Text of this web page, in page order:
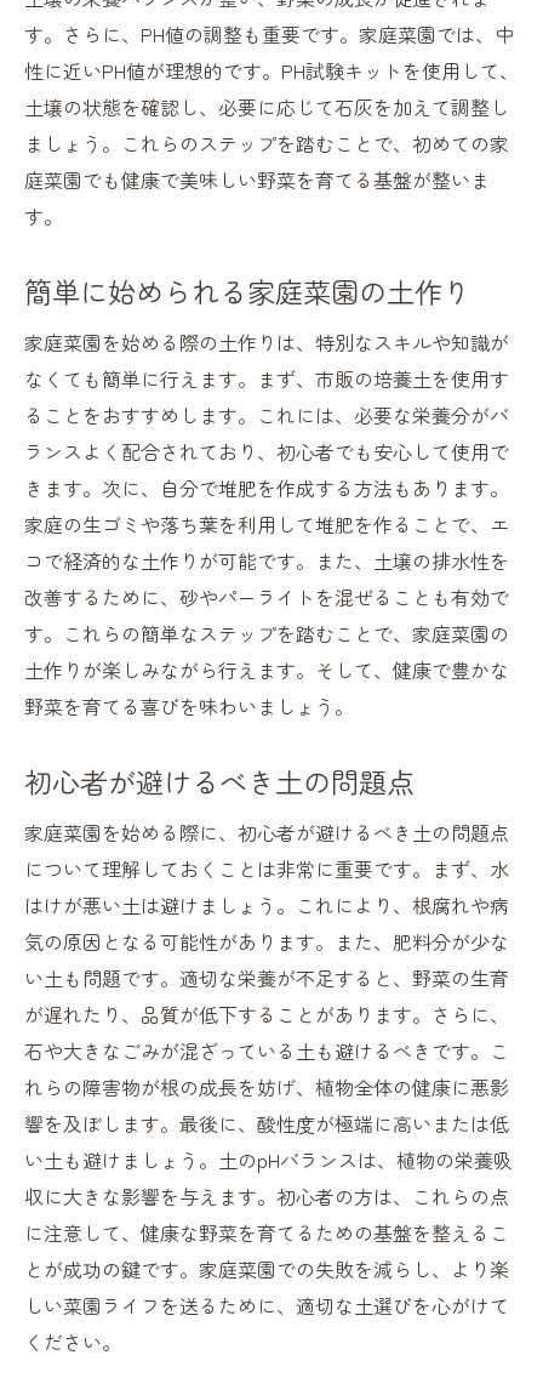
す。さらに、PH値の調整も重要です。家庭菜園では、中
性に近いPH値が理想的です。PH試験キットを使用して、
土壌の状態を確認し、必要に応じて石灰を加えて調整し
ましょう。これらのステップを踏むことで、初めての家
庭菜園でも健康で美味しい野菜を育てる基盤が整いま
す。
簡単に始められる家庭菜園の土作り
家庭菜園を始める際の土作りは、特別なスキルや知識が
なくても簡単に行えます。まず、市販の培養土を使用す
ることをおすすめします。これには、必要な栄養分がバ
ランスよく配合されており、初心者でも安心して使用で
きます。次に、自分で堆肥を作成する方法もあります。
家庭の生ゴミや落ち葉を利用して堆肥を作ることで、エ
コで経済的な土作りが可能です。また、土壌の排水性を
改善するために、砂やパーライトを混ぜることも有効で
す。これらの簡単なステップを踏むことで、家庭菜園の
土作りが楽しみながら行えます。そして、健康で豊かな
野菜を育てる喜びを味わいましょう。
初心者が避けるべき土の問題点
家庭菜園を始める際に、初心者が避けるべき土の問題点
について理解しておくことは非常に重要です。まず、水
はけが悪い土は避けましょう。これにより、根腐れや病
気の原因となる可能性があります。また、肥料分が少な
い土も問題です。適切な栄養が不足すると、野菜の生育
が遅れたり、品質が低下することがあります。さらに、
石や大きなごみが混ざっている土も避けるべきです。こ
れらの障害物が根の成長を妨げ、植物全体の健康に悪影
響を及ぼします。最後に、酸性度が極端に高いまたは低
い土も避けましょう。土のpHバランスは、植物の栄養吸
収に大きな影響を与えます。初心者の方は、これらの点
に注意して、健康な野菜を育てるための基盤を整えるこ
とが成功の鍵です。家庭菜園での失敗を減らし、より楽
しい菜園ライフを送るために、適切な土選びを心がけて
ください。